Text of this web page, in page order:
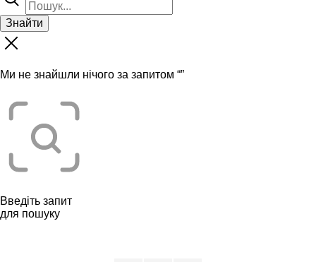
Знайти
Ми не знайшли нічого за запитом “”
Введіть запит
для пошуку